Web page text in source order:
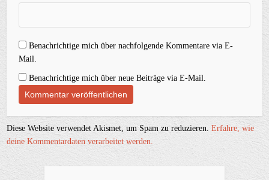
Benachrichtige mich über nachfolgende Kommentare via E-
Mail.
Benachrichtige mich über neue Beiträge via E-Mail.
Diese Website verwendet Akismet, um Spam zu reduzieren.Erfahre, wie
deine Kommentardaten verarbeitet werden.